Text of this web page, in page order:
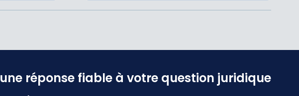
réponse fiable à votre question juridique